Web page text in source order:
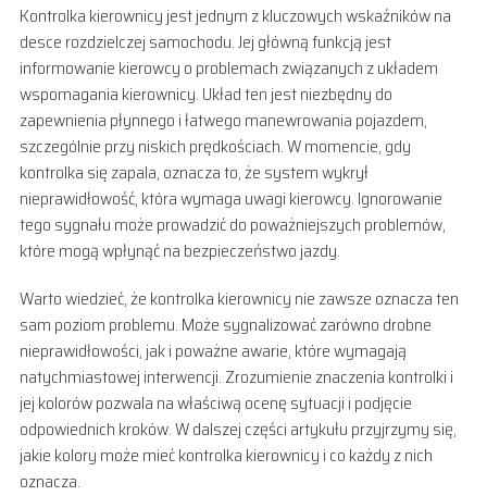
Kontrolka kierownicy jest jednym z kluczowych wskaźników na
desce rozdzielczej samochodu. Jej główną funkcją jest
informowanie kierowcy o problemach związanych z układem
wspomagania kierownicy. Układ ten jest niezbędny do
zapewnienia płynnego i łatwego manewrowania pojazdem,
szczególnie przy niskich prędkościach. W momencie, gdy
kontrolka się zapala, oznacza to, że system wykrył
nieprawidłowość, która wymaga uwagi kierowcy. Ignorowanie
tego sygnału może prowadzić do poważniejszych problemów,
które mogą wpłynąć na bezpieczeństwo jazdy.
Warto wiedzieć, że kontrolka kierownicy nie zawsze oznacza ten
sam poziom problemu. Może sygnalizować zarówno drobne
nieprawidłowości, jak i poważne awarie, które wymagają
natychmiastowej interwencji. Zrozumienie znaczenia kontrolki i
jej kolorów pozwala na właściwą ocenę sytuacji i podjęcie
odpowiednich kroków. W dalszej części artykułu przyjrzymy się,
jakie kolory może mieć kontrolka kierownicy i co każdy z nich
oznacza.